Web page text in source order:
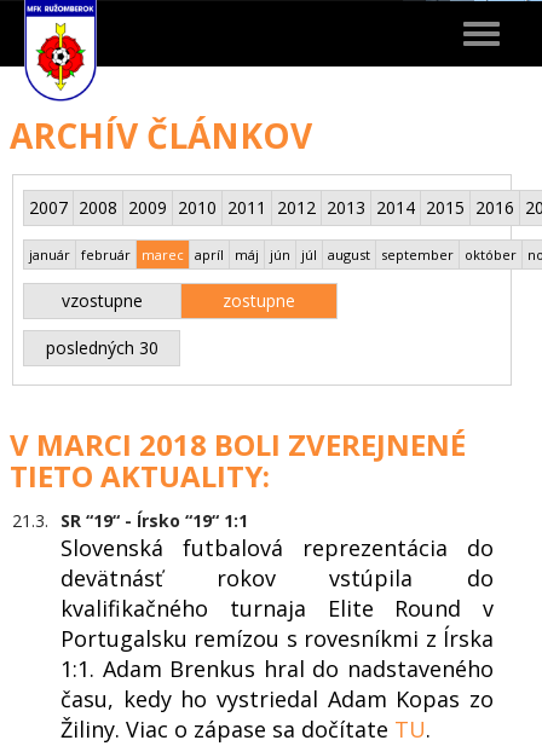
Toggle
ARCHÍV ČLÁNKOV
2007 2008 2009 2010 2011 2012 2013 2014 2015 2016
január február marec apríl máj jún júl august september október
vzostupne zostupne
posledných 30
V MARCI 2018 BOLI ZVEREJNENÉ
TIETO AKTUALITY:
21.3. SR “19“ - Írsko “19“ 1:1
Slovenská futbalová reprezentácia do
devätnásť rokov vstúpila do
kvalifikačného turnaja Elite Round v
Portugalsku remízou s rovesníkmi z Írska
1:1. Adam Brenkus hral do nadstaveného
času, kedy ho vystriedal Adam Kopas zo
Žiliny. Viac o zápase sa dočítate TU.